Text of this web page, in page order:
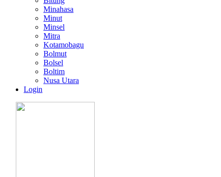
Minahasa
Minut
Minsel
Mitra
Kotamobagu
Bolmut
Bolsel
Boltim
Nusa Utara
Login